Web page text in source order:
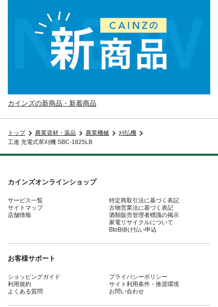
カインズの新商品・新着商品
トップ 農業資材・薬品 農業機械
刈払機
工進 充電式草刈機 SBC-1825LB
カインズオンラインショップ
サービス一覧
サイトマップ
店舗情報
特定商取引法に基づく表記
古物営業法に基づく表記
酒類販売管理者標識の掲示
家電リサイクルについて
BtoB掛け払い申込
お客様サポート
ショッピングガイド
利用規約
よくある質問
プライバシーポリシー
サイト利用条件・推奨環境
お問い合わせ